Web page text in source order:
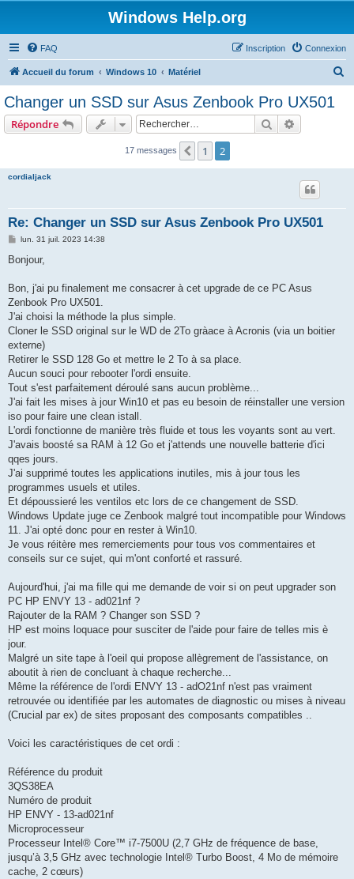
Windows Help.org
FAQ Connexion
Inscription
Accueil du forum Windows 10 Matériel
Changer un SSD sur Asus Zenbook Pro UX501
Répondre Rechercher
17 messages Précédent
1 2
cordialjack
Re: Changer un SSD sur Asus Zenbook Pro UX501
M
s
g
lun. 31 juil. 2023 14:38
Bonjour,
Bon, j'ai pu finalement me consacrer à cet upgrade de ce PC Asus
Zenbook Pro UX501.
J'ai choisi la méthode la plus simple.
Cloner le SSD original sur le WD de 2To gràace à Acronis (via un boitier
externe)
Retirer le SSD 128 Go et mettre le 2 To à sa place.
Aucun souci pour rebooter l'ordi ensuite.
Tout s'est parfaitement déroulé sans aucun problème...
J'ai fait les mises à jour Win10 et pas eu besoin de réinstaller une version
iso pour faire une clean istall.
L'ordi fonctionne de manière très fluide et tous les voyants sont au vert.
J'avais boosté sa RAM à 12 Go et j'attends une nouvelle batterie d'ici
qqes jours.
J'ai supprimé toutes les applications inutiles, mis à jour tous les
programmes usuels et utiles.
Et dépoussieré les ventilos etc lors de ce changement de SSD.
Windows Update juge ce Zenbook malgré tout incompatible pour Windows
11. J'ai opté donc pour en rester à Win10.
Je vous réitère mes remerciements pour tous vos commentaires et
conseils sur ce sujet, qui m'ont conforté et rassuré.
Aujourd'hui, j'ai ma fille qui me demande de voir si on peut upgrader son
PC HP ENVY 13 - ad021nf ?
Rajouter de la RAM ? Changer son SSD ?
HP est moins loquace pour susciter de l'aide pour faire de telles mis è
jour.
Malgré un site tape à l'oeil qui propose allègrement de l'assistance, on
aboutit à rien de concluant à chaque recherche...
Même la référence de l'ordi ENVY 13 - adO21nf n'est pas vraiment
retrouvée ou identifiée par les automates de diagnostic ou mises à niveau
(Crucial par ex) de sites proposant des composants compatibles ..
Voici les caractéristiques de cet ordi :
Référence du produit
3QS38EA
Numéro de produit
HP ENVY - 13-ad021nf
Microprocesseur
Processeur Intel® Core™ i7-7500U (2,7 GHz de fréquence de base,
jusqu’à 3,5 GHz avec technologie Intel® Turbo Boost, 4 Mo de mémoire
cache, 2 cœurs)